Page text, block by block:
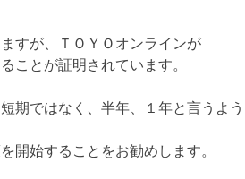
すが、ＴＯＹＯオンラインが
ことが証明されています。
期ではなく、半年、１年と言うよう
開始することをお勧めします。